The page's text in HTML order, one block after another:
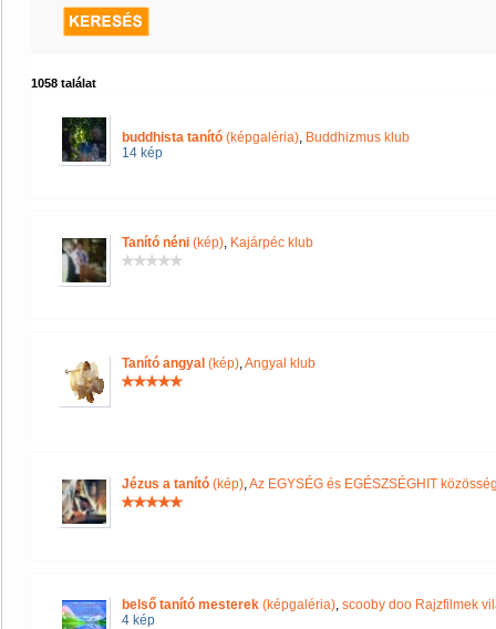
1058 találat
buddhista tanító (képgaléria), Buddhizmus klub
14 kép
Tanító néni (kép), Kajárpéc klub
Tanító angyal (kép),Angyal klub
Jézus a tanító (kép),Az EGYSÉG és EGÉSZSÉGHIT
belső tanító mesterek (képgaléria), scooby doo Rajzfilmek
4 kép